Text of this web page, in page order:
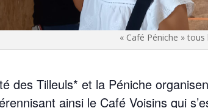
« Café Péniche »
des Tilleuls* et la Péniche
ain­si le Café Voi­sins qui